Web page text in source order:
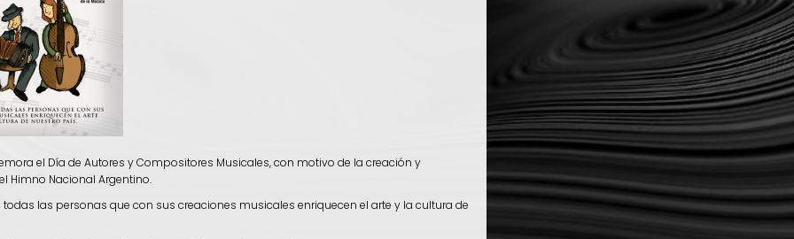
el Día de Autores y Compositores Musicales, con motivo de la creación y
Himno Nacional Argentino.
las personas que con sus creaciones musicales enriquecen el arte y la cultura de